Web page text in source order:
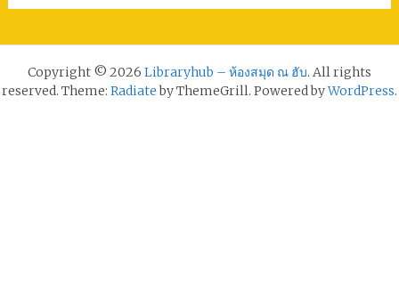
Copyright © 2026 Libraryhub – ห้องสมุด ณ ฮับ. All rights
reserved. Theme: Radiateby ThemeGrill. Powered byWordPress.